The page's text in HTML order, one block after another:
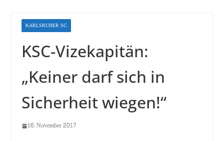
KARLSRUHER SC
KSC-Vizekapitän:
„Keiner darf sich in
Sicherheit wiegen!“
16. November 2017